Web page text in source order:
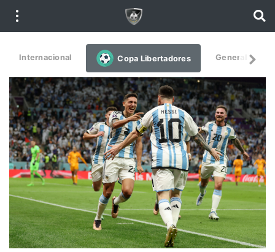
Internacional Copa Libertadores General